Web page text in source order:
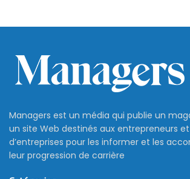
Managers est un média qui publie un
un site Web destinés aux entrepreneurs
d’entreprises pour les informer et les
leur progression de carrière